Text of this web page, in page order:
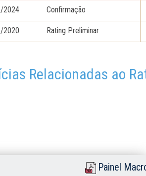
2024 Confirmação
2020 Rating Preliminar
Relacionadas ao
Painel